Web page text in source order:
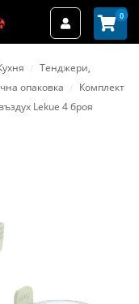
Вход / 0
Тенджери,
опаковка
Комплект
Lekue 4 броя